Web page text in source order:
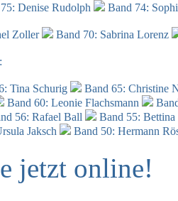
Denise Rudolph
Band 74:
Zoller
Band 70: Sabrina Lorenz
Tina Schurig
Band 65: Christine
Band 60: Leonie Flachsmann
56: Rafael Ball
Band 55:
Jaksch Band 50: Hermann
jetzt online!